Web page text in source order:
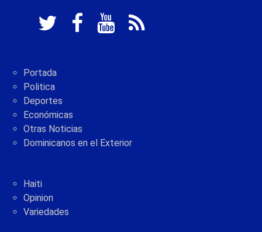
Portada
Politica
Deportes
Económicas
Otras Noticias
Dominicanos en el Exterior
Haiti
Opinion
Variedades